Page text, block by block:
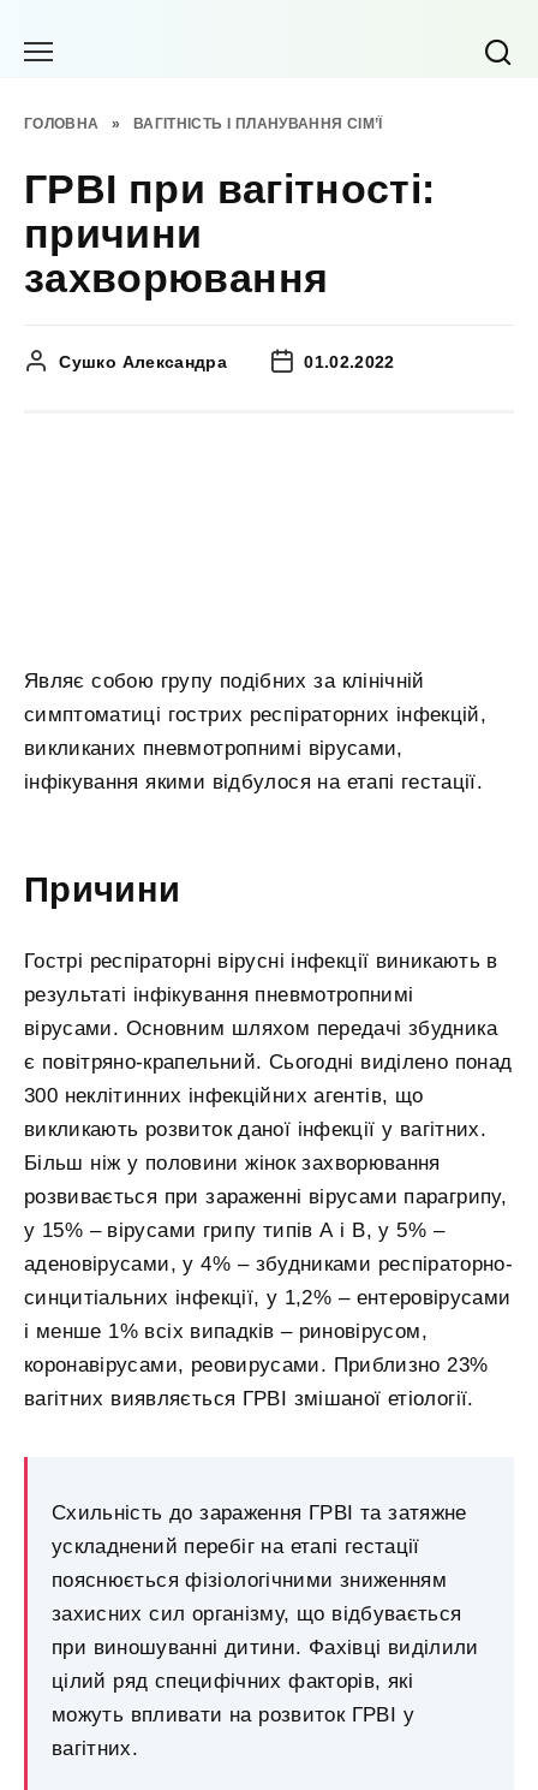
ГОЛОВНА » ВАГІТНІСТЬ І ПЛАНУВАННЯ СІМ’Ї
ГРВІ при вагітності:
причини
захворювання
Сушко Александра 01.02.2022
Являє собою групу подібних за клінічній
симптоматиці гострих респіраторних інфекцій,
викликаних пневмотропнимі вірусами,
інфікування якими відбулося на етапі гестації.
Причини
Гострі респіраторні вірусні інфекції виникають в
результаті інфікування пневмотропнимі
вірусами. Основним шляхом передачі збудника
є повітряно-крапельний. Сьогодні виділено понад
300 неклітинних інфекційних агентів, що
викликають розвиток даної інфекції у вагітних.
Більш ніж у половини жінок захворювання
розвивається при зараженні вірусами парагрипу,
у 15% – вірусами грипу типів А і В, у 5% –
аденовірусами, у 4% – збудниками респіраторно-
синцитіальних інфекції, у 1,2% – ентеровірусами
і менше 1% всіх випадків – риновірусом,
коронавірусами, реовирусами. Приблизно 23%
вагітних виявляється ГРВІ змішаної етіології.
Схильність до зараження ГРВІ та затяжне
ускладнений перебіг на етапі гестації
пояснюється фізіологічними зниженням
захисних сил організму, що відбувається
при виношуванні дитини. Фахівці виділили
цілий ряд специфічних факторів, які
можуть впливати на розвиток ГРВІ у
вагітних.